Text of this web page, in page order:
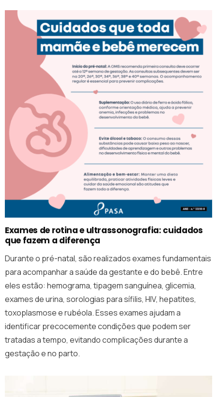
Exames de rotina e ultrassonografia: cuidados
que fazem a diferença
Durante o pré-natal, são realizados exames fundamentais
para acompanhar a saúde da gestante e do bebê. Entre
eles estão: hemograma, tipagem sanguínea, glicemia,
exames de urina, sorologias para sífilis, HIV, hepatites,
toxoplasmose e rubéola. Esses exames ajudam a
identificar precocemente condições que podem ser
tratadas a tempo, evitando complicações durante a
gestação e no parto.